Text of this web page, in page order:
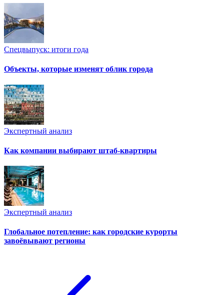
Спецвыпуск: итоги года
Объекты, которые изменят облик города
Экспертный анализ
Как компании выбирают штаб-квартиры
Экспертный анализ
Глобальное потепление: как городские курорты
завоёвывают регионы